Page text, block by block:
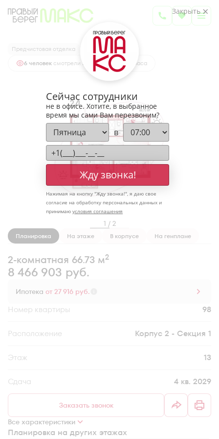
2-комнатная66.73 м2
8 466 903 руб.
Ипотекаот 27 916 руб.
Предчистовая отделка
6 человек смотрели эту квартиру за 24 часа
1 / 2
Планировка На этаже В корпусе На генплане
2-комнатная 66.73 м2
8 466 903 руб.
Ипотека от 27 916 руб.
Номер квартиры 98
Секция Корпус 2 - Секция 1
Этаж 13
Сдача 4 кв. 2029
Заказать звонок
Все характеристики
Планировка на других этажах
Закрыть
Сейчас сотрудники
не в офисе. Хотите, в выбранное
время мы сами Вам перезвоним?
в
Жду звонка!
Нажимая на кнопку "Жду звонка!", я даю свое
согласие на обработку персональных данных и
принимаю условия соглашения